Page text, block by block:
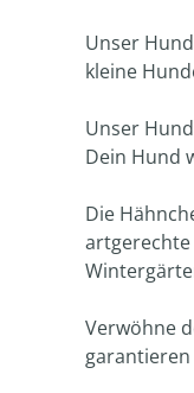
Unser
kleine
Unser
Dein Hund
Die
Verwöhne